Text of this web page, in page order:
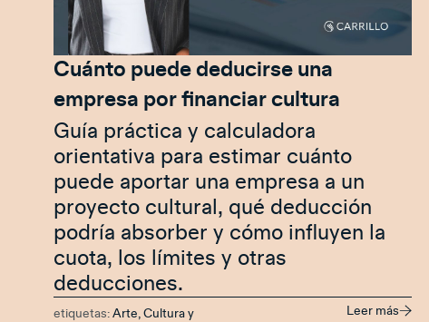
Cuánto puede deducirse una
empresa por financiar cultura
Guía práctica y calculadora
orientativa para estimar cuánto
puede aportar una empresa a un
proyecto cultural, qué deducción
podría absorber y cómo influyen la
cuota, los límites y otras
deducciones.
etiquetas:Arte, Cultura y
Leer más